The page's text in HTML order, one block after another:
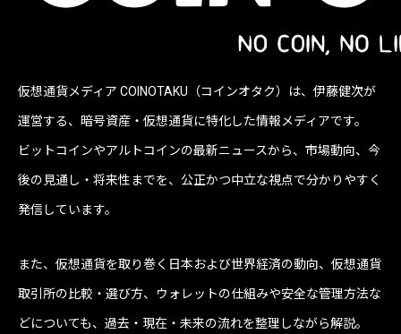
仮想通貨メディア COINOTAKU（コインオタク）は、伊藤健次が
運営する、暗号資産・仮想通貨に特化した情報メディアです。
ビットコインやアルトコインの最新ニュースから、市場動向、今
後の見通し・将来性までを、公正かつ中立な視点で分かりやすく
発信しています。
また、仮想通貨を取り巻く日本および世界経済の動向、仮想通貨
取引所の比較・選び方、ウォレットの仕組みや安全な管理方法な
どについても、過去・現在・未来の流れを整理しながら解説。